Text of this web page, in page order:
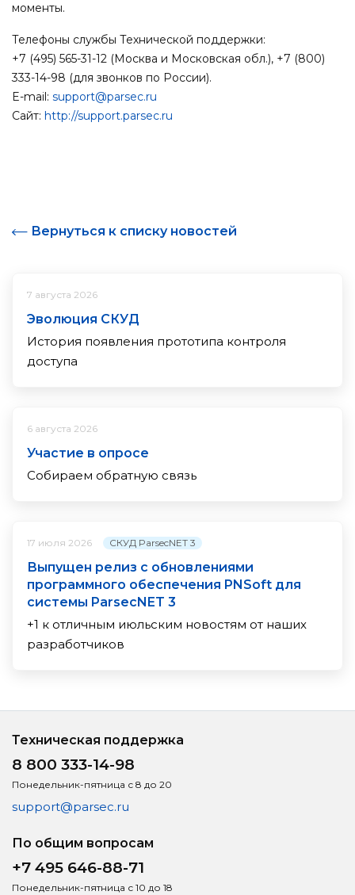
моменты.
Телефоны службы Технической поддержки:
+7 (495) 565-31-12 (Москва и Московская обл.), +7 (800)
333-14-98 (для звонков по России).
E-mail: support@parsec.ru
Сайт: http://support.parsec.ru
Вернуться к списку новостей
7 августа 2026
Эволюция СКУД
История появления прототипа контроля
доступа
6 августа 2026
Участие в опросе
Собираем обратную связь
17 июля 2026 СКУД ParsecNET 3
Выпущен релиз с обновлениями
программного обеспечения PNSoft для
системы ParsecNET 3
+1 к отличным июльским новостям от наших
разработчиков
Техническая поддержка
8 800 333-14-98
Понедельник-пятница с 8 до 20
support@parsec.ru
По общим вопросам
+7 495 646-88-71
Понедельник-пятница с 10 до 18